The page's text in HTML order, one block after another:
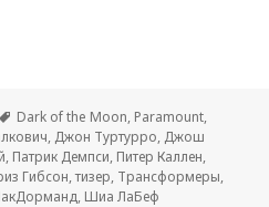
«Трансформеров 3»
Метки
Dark of the Moon, Paramount,
, Джон Туртурро, Джош
, Патрик Демпси, Питер Каллен,
Гибсон,тизер, Трансформеры,
, Шиа ЛаБеф